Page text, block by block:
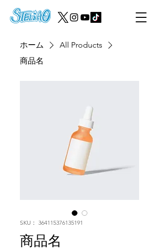
ホーム
All Products
商品名
SKU： 364115376135191
商品名